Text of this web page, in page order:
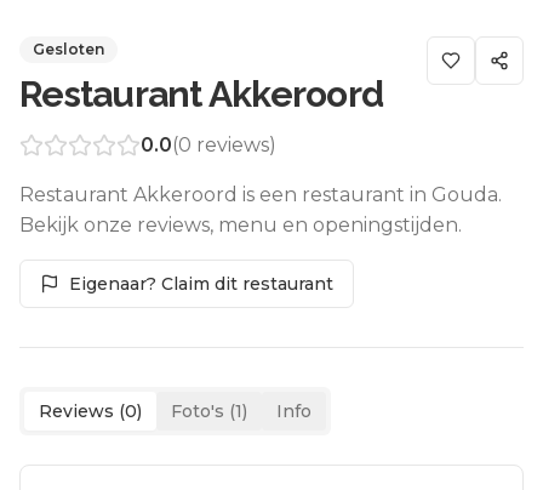
Gesloten
Restaurant Akkeroord
0.0(0 reviews)
Restaurant Akkeroord is een restaurant in Gouda.
Bekijk onze reviews, menu en openingstijden.
Eigenaar? Claim dit restaurant
Reviews (0) Foto's (1) Info